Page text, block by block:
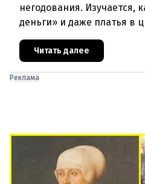
негодования. Изучается,
деньги» и даже платья в
инструментом
ответа от министра наук
Читать далее
Реклама